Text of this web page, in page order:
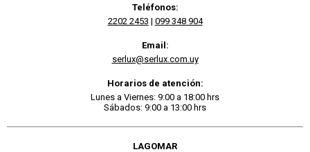
Teléfonos:
2202 2453 | 099 348 904
Email:
serlux@serlux.com.uy
Horarios de atención:
Lunes a Viernes: 9:00 a 18:00 hrs
Sábados: 9:00 a 13:00 hrs
LAGOMAR